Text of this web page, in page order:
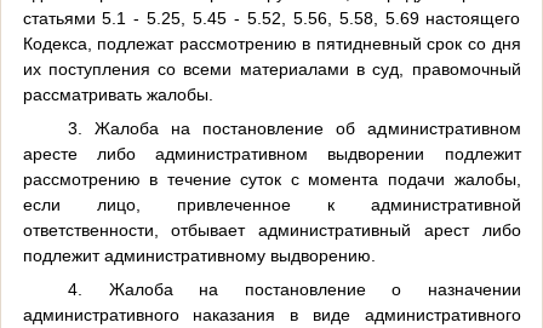
статьями 5.1 - 5.25, 5.45 - 5.52, 5.56, 5.58, 5.69 настоящего
Кодекса, подлежат рассмотрению в пятидневный срок со дня
их поступления со всеми материалами в суд, правомочный
рассматривать жалобы.
3. Жалоба на постановление об административном
аресте либо административном выдворении подлежит
рассмотрению в течение суток с момента подачи жалобы,
если лицо, привлеченное к административной
ответственности, отбывает административный арест либо
подлежит административному выдворению.
4. Жалоба на постановление о назначении
административного наказания в виде административного